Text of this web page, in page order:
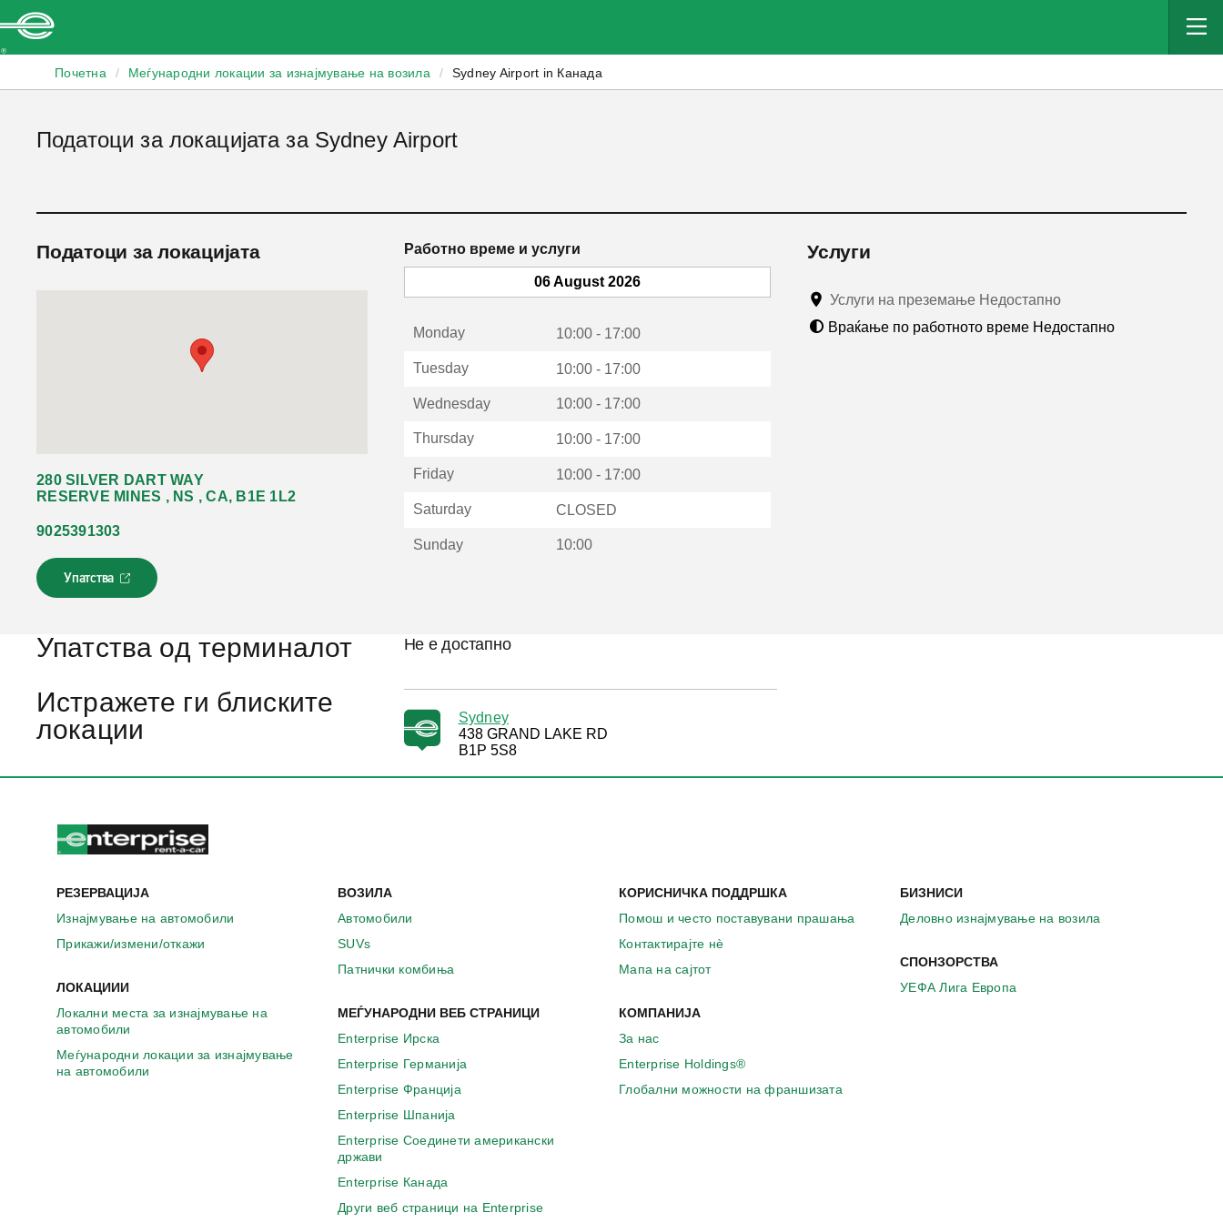
Почетна / Меѓународни локации за изнајмување на возила / Sydney Airport in Канада
Податоци за локацијата за Sydney Airport
Податоци за локацијата
280 SILVER DART WAY
RESERVE MINES , NS , CA, B1E 1L2
9025391303
Упатства
Л
и
о
е
о
о
в
о
о
о
п
о
о
р
ч
е
Работно време и услуги
06 August 2026
Monday 10:00 - 17:00
Tuesday 10:00 - 17:00
Wednesday 10:00 - 17:00
Thursday 10:00 - 17:00
Friday 10:00 - 17:00
Saturday CLOSED
Sunday 10:00
Услуги
Услуги на преземање Недостапно
Враќање по работното време Недостапно
Упатства од терминалот Не е достапно
Истражете ги блиските
локации
Sydney
438 GRAND LAKE RD
B1P 5S8
РЕЗЕРВАЦИЈА
Изнајмување на автомобили
Прикажи/измени/откажи
ЛОКАЦИИИ
Локални места за изнајмување на
автомобили
Меѓународни локации за изнајмување
на автомобили
ВОЗИЛА
Автомобили
SUVs
Патнички комбиња
МЕЃУНАРОДНИ ВЕБ СТРАНИЦИ
Enterprise Ирска
Enterprise Германија
Enterprise Франција
Enterprise Шпанија
Enterprise Соединети американски
држави
Enterprise Канада
Други веб страници на Enterprise
КОРИСНИЧКА ПОДДРШКА
Помош и често поставувани прашања
Контактирајте нѐ
Мапа на сајтот
КОМПАНИЈА
За нас
Enterprise Holdings®
Глобални можности на франшизата
БИЗНИСИ
Деловно изнајмување на возила
СПОНЗОРСТВА
УЕФА Лига Европа